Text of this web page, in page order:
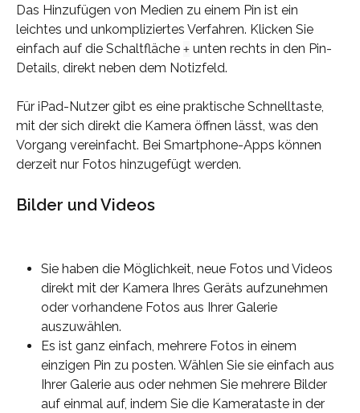
Das Hinzufügen von Medien zu einem Pin ist ein
leichtes und unkompliziertes Verfahren. Klicken Sie
einfach auf die Schaltfläche + unten rechts in den Pin-
Details, direkt neben dem Notizfeld.
Für iPad-Nutzer gibt es eine praktische Schnelltaste,
mit der sich direkt die Kamera öffnen lässt, was den
Vorgang vereinfacht. Bei Smartphone-Apps können
derzeit nur Fotos hinzugefügt werden.
Bilder und Videos
Sie haben die Möglichkeit, neue Fotos und Videos
direkt mit der Kamera Ihres Geräts aufzunehmen
oder vorhandene Fotos aus Ihrer Galerie
auszuwählen.
Es ist ganz einfach, mehrere Fotos in einem
einzigen Pin zu posten. Wählen Sie sie einfach aus
Ihrer Galerie aus oder nehmen Sie mehrere Bilder
auf einmal auf, indem Sie die Kamerataste in der